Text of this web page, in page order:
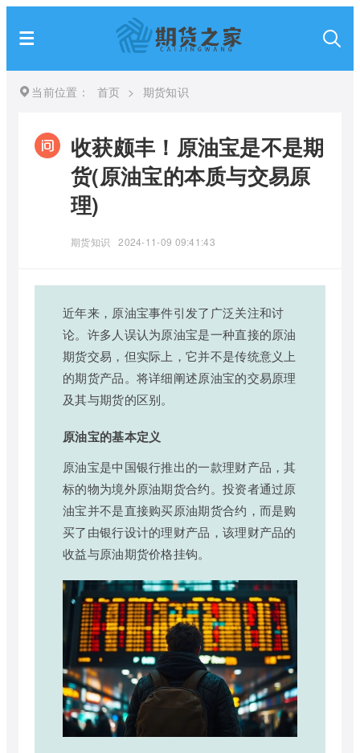
当前位置： 首页 > 期货知识
收获颇丰！原油宝是不是期
货(原油宝的本质与交易原
理)
期货知识 2024-11-09 09:41:43
近年来，原油宝事件引发了广泛关注和讨
论。许多人误认为原油宝是一种直接的原油
期货交易，但实际上，它并不是传统意义上
的期货产品。将详细阐述原油宝的交易原理
及其与期货的区别。
原油宝的基本定义
原油宝是中国银行推出的一款理财产品，其
标的物为境外原油期货合约。投资者通过原
油宝并不是直接购买原油期货合约，而是购
买了由银行设计的理财产品，该理财产品的
收益与原油期货价格挂钩。